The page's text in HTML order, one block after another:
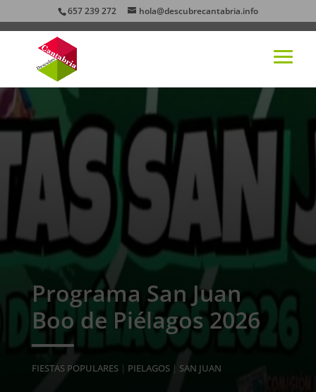
657 239 272 hola@descubrecantabria.info
Programa San Juan
Boo de Piélagos 2026
FIESTAS POPULARES| PIELAGOS| SAN JUAN